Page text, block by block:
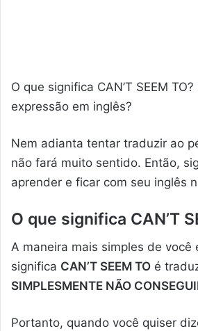
O que significa CAN’T SEEM
expressão em inglês?
Nem adianta tentar traduzir ao
não fará muito sentido. Então,
aprender e ficar com seu inglês
O que significa CAN’T
A maneira mais simples de você
significa CAN’T SEEM TO é
SIMPLESMENTE NÃO
Portanto, quando você quiser